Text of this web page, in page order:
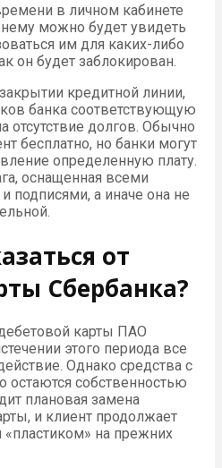
в личном кабинете
можно будет увидеть
им для каких-либо
он будет заблокирован.
кредитной линии,
банка соответствующую
долгов. Обычно
бесплатно, но банки могут
определенную плату.
оснащенная всеми
подписями, а иначе она не
от
Сбербанка?
карты ПАО
этого периода все
Однако средства с
остаются собственностью
плановая замена
и клиент продолжает
на прежних